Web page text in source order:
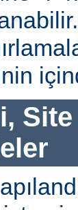
Site